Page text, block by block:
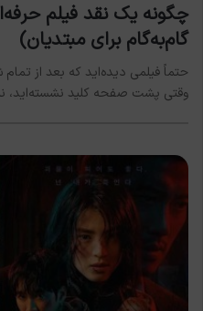
چگونه یک نقد فیلم
گام‌به‌گام برای مبتدیان)
حتماً فیلمی دیده‌اید که بعد از
وقتی پشت صفحه کلید نشسته‌اید،